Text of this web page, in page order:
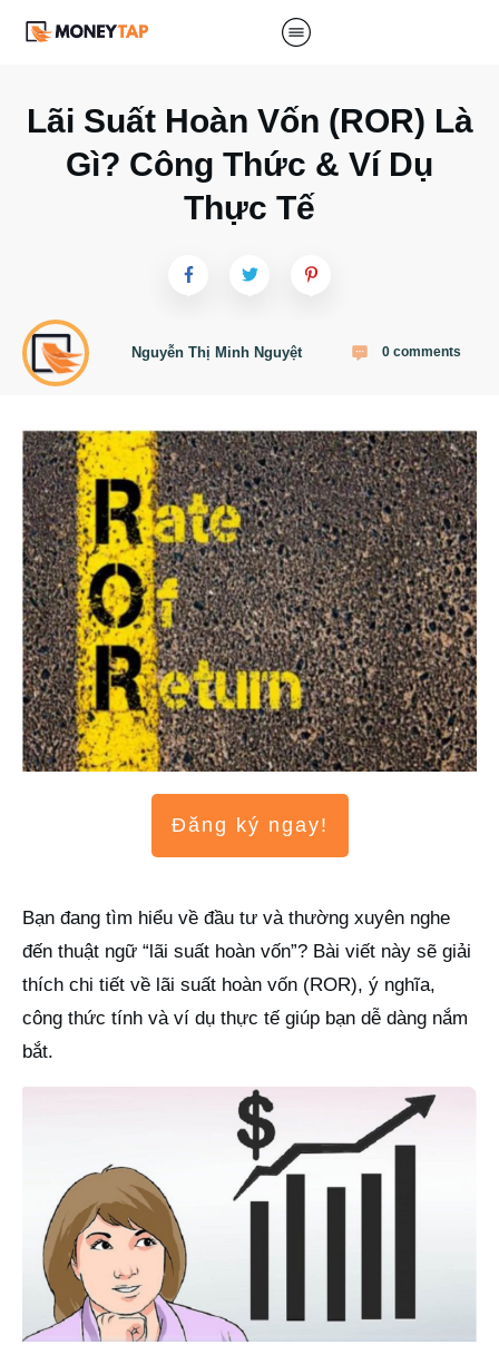
Lãi Suất Hoàn Vốn (ROR) Là
Gì? Công Thức & Ví Dụ
Thực Tế
Nguyễn Thị Minh Nguyệt 0comments
Đăng ký ngay!
Bạn đang tìm hiểu về đầu tư và thường xuyên nghe
đến thuật ngữ “lãi suất hoàn vốn”? Bài viết này sẽ giải
thích chi tiết về lãi suất hoàn vốn (ROR), ý nghĩa,
công thức tính và ví dụ thực tế giúp bạn dễ dàng nắm
bắt.